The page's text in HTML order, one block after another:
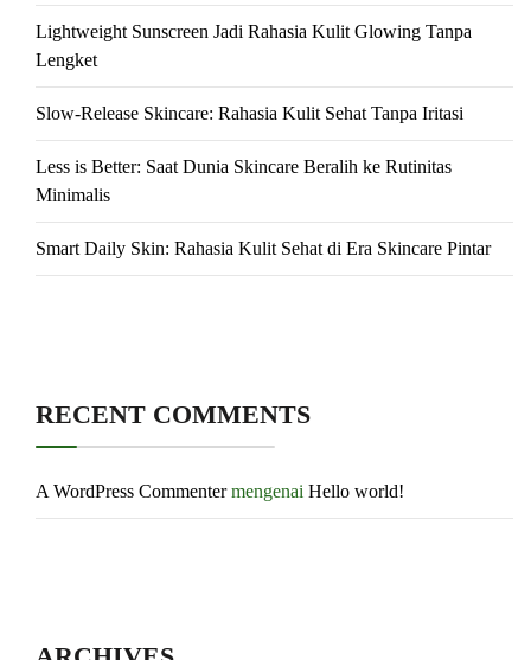
Lightweight Sunscreen Jadi Rahasia Kulit Glowing Tanpa
Lengket
Slow-Release Skincare: Rahasia Kulit Sehat Tanpa Iritasi
Less is Better: Saat Dunia Skincare Beralih ke Rutinitas
Minimalis
Smart Daily Skin: Rahasia Kulit Sehat di Era Skincare Pintar
RECENT COMMENTS
A WordPress Commentermengenai Hello world!